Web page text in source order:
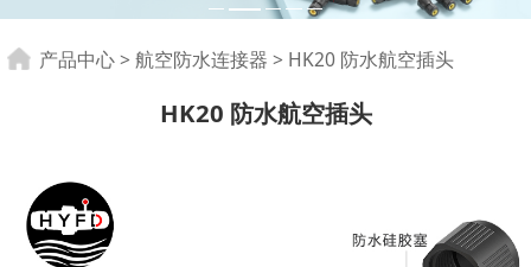
HK20 防水航空插头
产品中心> 航空防水连接器 > HK20 防水航空插头
HK20 防水航空插头